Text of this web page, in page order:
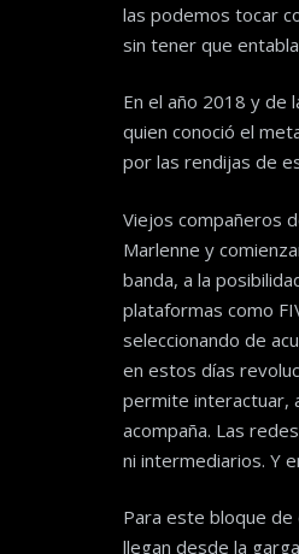
las podemos tocar
sin tener que
En el año 2018 y de
quien conoció el
por las rendijas de
Viejos compañeros
Marlenne y
banda, a la
plataformas como
seleccionando de
en estos días
permite interactuar,
acompaña. Las
ni intermediarios. Y
Para este bloque de
llegan desde la